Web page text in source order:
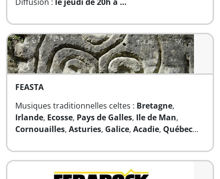
FEASTA
Musiques traditionnelles celtes : Bretagne,
Irlande, Ecosse, Pays de Galles, Ile de Man,
Cornouailles, Asturies, Galice, Acadie, Québec...